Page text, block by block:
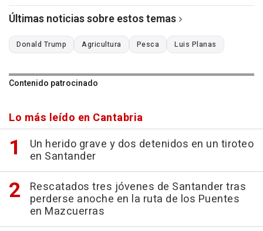
Últimas noticias sobre estos temas
Donald Trump Agricultura Pesca Luis Planas
Contenido patrocinado
Lo más leído en Cantabria
Un herido grave y dos detenidos en un tiroteo
en Santander
Rescatados tres jóvenes de Santander tras
perderse anoche en la ruta de los Puentes
en Mazcuerras